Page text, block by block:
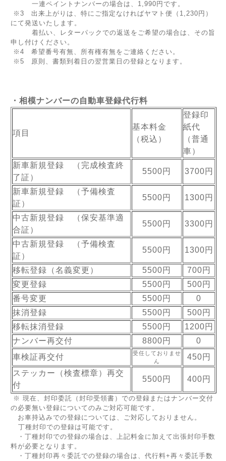
一連ペイントナンバーの場合は、1,990円です。
※3 出来上がりは、特にご指定なければヤマト便（1,230円）
にて発送いたします。
着払い、レターパックでの返送をご希望の場合は、その旨
申し付けください。
※4 希望番号有無、所有権有無をご連絡ください。
※5 原則、書類到着日の翌営業日の登録となります。
・相模ナンバーの自動車登録代行料
項目
基本料金
（税込）
登録印
紙代
（普通
車）
新車新規登録 （完成検査終
了証）
5500円 3700円
新車新規登録 （予備検査
証）
5500円 1300円
中古新規登録 （保安基準適
合証）
5500円 3300円
中古新規登録 （予備検査
証）
5500円 1300円
移転登録（名義変更） 5500円
700円
変更登録
5500円
500円
番号変更
5500円
0
抹消登録
5500円
500円
移転抹消登録
5500円
1200円
ナンバー再交付
8800円
0
車検証再交付
受任しておりませ
ん
450円
ステッカー（検査標章）再交
付
5500円 400円
※ 現在、封印委託（封印受領書）での登録またはナンバー交付
の必要無い登録についてのみご対応可能です。
お車持込みでの登録については、ご対応しておりません。
丁種封印での登録は可能です。
・丁種封印での登録の場合は、上記料金に加えて出張封印手数
料が必要となります。
・丁種封印再々委託での登録の場合は、代行料+再々委託手数